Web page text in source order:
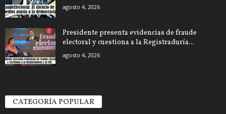
agosto 4, 2026
Presidente presenta evidencias de fraude
electoral y cuestiona a la Registraduría...
agosto 4, 2026
CATEGORÍA POPULAR